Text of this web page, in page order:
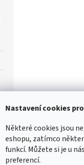
Nastavení cookies
Některé cookies jsou
eshopu, zatímco
funkcí. Můžete si je u
preferencí.